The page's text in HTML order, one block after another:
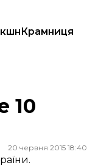
Крамниця
10
20 червня 2015 18:40